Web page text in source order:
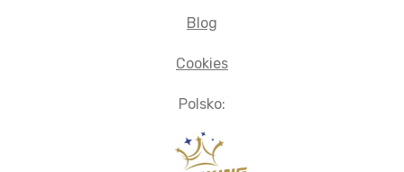
Blog
Cookies
Polsko: